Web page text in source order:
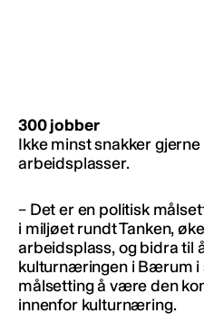
300 jobber
Ikke minst snakker
arbeidsplasser.
– Det er en politisk
i miljøet rundt Tanken,
arbeidsplass, og bidra til
kulturnæringen i Bærum i
målsetting å være den
innenfor kulturnæring.